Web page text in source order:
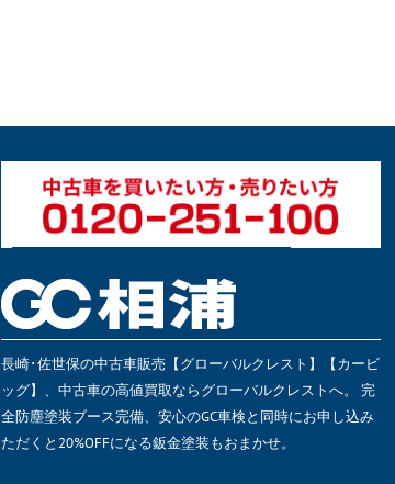
長崎･佐世保の中古車販売【グローバルクレスト】【カービ
ッグ】、中古車の高値買取ならグローバルクレストへ。 完
全防塵塗装ブース完備、安心のGC車検と同時にお申し込み
ただくと20%OFFになる鈑金塗装もおまかせ。